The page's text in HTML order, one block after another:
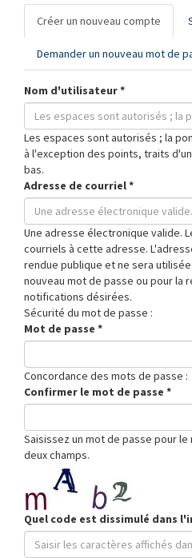
Onglets
principaux
Créer un nouveau compte
actif)
Demander un nouveau mot de
Nom d'utilisateur*
Les espaces sont autorisés ; la
à l'exception des points, traits
bas.
Adresse de courriel*
Une adresse électronique valide.
courriels à cette adresse.
rendue publique et ne sera
nouveau mot de passe ou pour la
notifications désirées.
Sécurité du mot de passe :
Mot de passe *
Concordance des mots de passe :
Confirmer le mot de passe *
Saisissez un mot de passe pour
deux champs.
Quel code est dissimulé dans